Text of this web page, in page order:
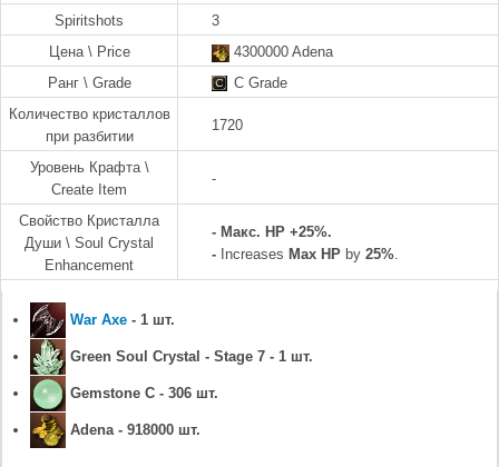
Spiritshots
3
Цена \ Price
4300000 Adena
Ранг \ Grade
C Grade
Количество кристаллов
при разбитии
1720
Уровень Крафта \
Create Item
-
Свойство Кристалла
Души \ Soul Crystal
Enhancement
- Макс. HP +25%.
- Increases Max HP by 25%.
War Axe - 1 шт.
Green Soul Crystal - Stage 7 - 1 шт.
Gemstone C - 306 шт.
Adena - 918000 шт.